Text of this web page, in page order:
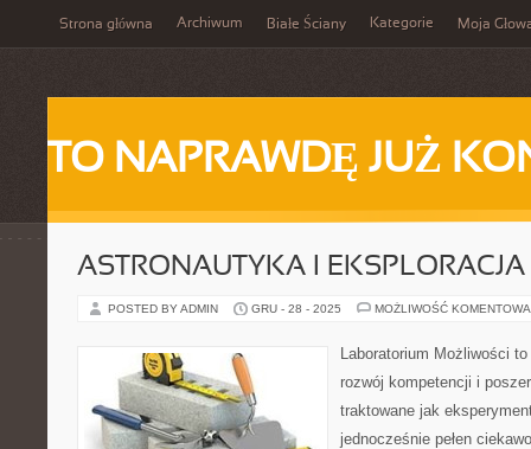
Strona główna Archiwum Białe Ściany Kategorie Moja
TO NAPRAWDĘ JUŻ
ASTRONAUTYKA I
POSTED BY ADMIN GRU - 28 - 2025 MOŻLIWOŚĆ
Laboratorium Możliwości
rozwój kompetencji i
traktowane jak
jednocześnie pełen